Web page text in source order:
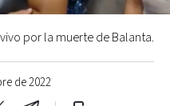
de 2022
por la muerte de Balanta.